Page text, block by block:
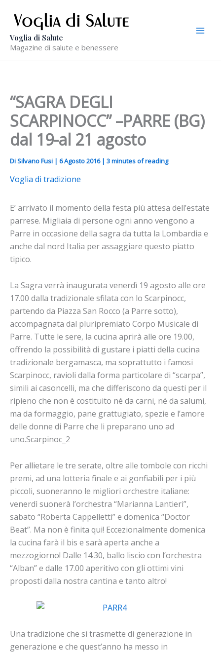
contenuto
Voglia di Salute
Magazine di salute e benessere
“SAGRA DEGLI
SCARPINOCC” –PARRE (BG)
dal 19-al 21 agosto
DiSilvano Fusi | 6 Agosto 2016 | 3 minutes of reading
Voglia di tradizione
E’ arrivato il momento della festa più attesa dell’estate
parrese. Migliaia di persone ogni anno vengono a
Parre in occasione della sagra da tutta la Lombardia e
anche dal nord Italia per assaggiare questo piatto
tipico.
La Sagra verrà inaugurata venerdì 19 agosto alle ore
17.00 dalla tradizionale sfilata con lo Scarpinocc,
partendo da Piazza San Rocco (a Parre sotto),
accompagnata dal pluripremiato Corpo Musicale di
Parre. Tutte le sere, la cucina aprirà alle ore 19.00,
offrendo la possibilità di gustare i piatti della cucina
tradizionale bergamasca, ma soprattutto i famosi
Scarpinocc, ravioli dalla forma particolare di “scarpa”,
simili ai casoncelli, ma che differiscono da questi per il
ripieno che non è costituito né da carni, né da salumi,
ma da formaggio, pane grattugiato, spezie e l’amore
delle donne di Parre che li preparano uno ad
uno.Scarpinoc_2
Per allietare le tre serate, oltre alle tombole con ricchi
premi, ad una lotteria finale e ai gonfiabili per i più
piccoli, suoneranno le migliori orchestre italiane:
venerdì suonerà l’orchestra “Marianna Lantieri”,
sabato “Roberta Cappelletti” e domenica “Doctor
Beat”. Ma non è finita qui! Eccezionalmente domenica
la cucina farà il bis e sarà aperta anche a
mezzogiorno! Dalle 14.30, ballo liscio con l’orchestra
“Alban” e dalle 17.00 aperitivo con gli ottimi vini
proposti dalla nostra cantina e tanto altro!
Una tradizione che si trasmette di generazione in
generazione e che quest’anno ha messo in